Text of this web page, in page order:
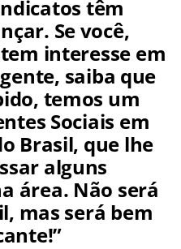
têm
Se você,
interesse em
saiba que
temos um
Sociais em
Brasil, que lhe
alguns
área. Não será
mas será bem